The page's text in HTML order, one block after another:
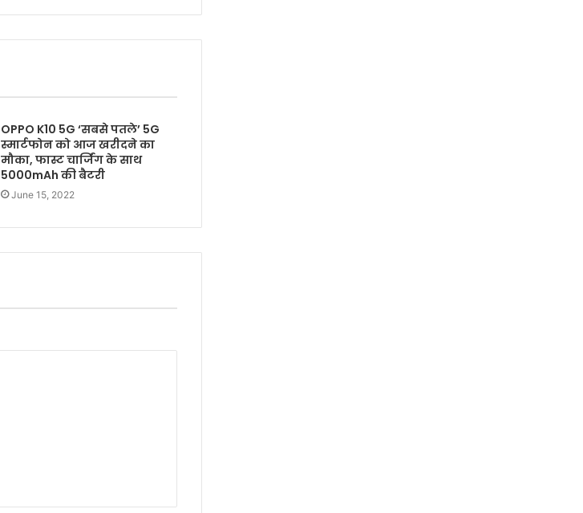
OPPO K10 5G ‘सबसे पतले’ 5G
स्मार्टफोन को आज खरीदने का
मौका, फास्ट चार्जिंग के साथ
5000mAh की बैटरी
June 15, 2022